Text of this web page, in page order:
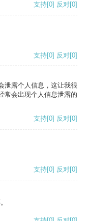
支持[0] 反对[0]
支持[0] 反对[0]
泄露个人信息，这让我很
常会出现个人信息泄露的
支持[0] 反对[0]
支持[0] 反对[0]